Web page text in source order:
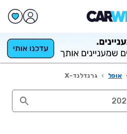
אופל › גרנדלנד-X